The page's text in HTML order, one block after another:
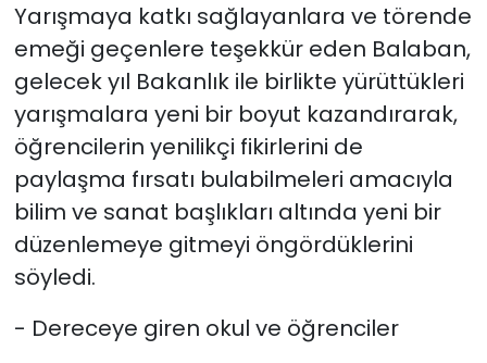
Yarışmaya katkı sağlayanlara ve törende
emeği geçenlere teşekkür eden Balaban,
gelecek yıl Bakanlık ile birlikte yürüttükleri
yarışmalara yeni bir boyut kazandırarak,
öğrencilerin yenilikçi fikirlerini de
paylaşma fırsatı bulabilmeleri amacıyla
bilim ve sanat başlıkları altında yeni bir
düzenlemeye gitmeyi öngördüklerini
söyledi.
- Dereceye giren okul ve öğrenciler